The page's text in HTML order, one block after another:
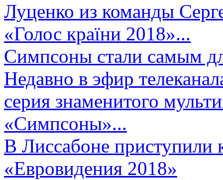
Луценко из команды
«Голос країни 2018»...
Симпсоны стали самым
Недавно в эфир
серия знаменитого
«Симпсоны»...
В Лиссабоне приступили
«Евровидения 2018»